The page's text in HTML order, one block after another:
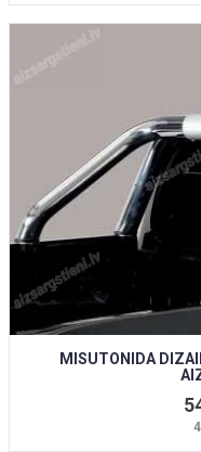
MISUTONIDA